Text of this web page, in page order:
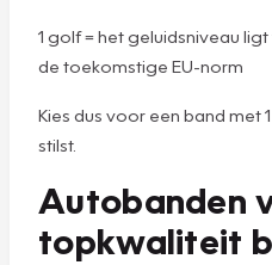
1 golf = het geluidsniveau
de toekomstige EU-norm
Kies dus voor een band met
stilst.
Autobanden
topkwaliteit